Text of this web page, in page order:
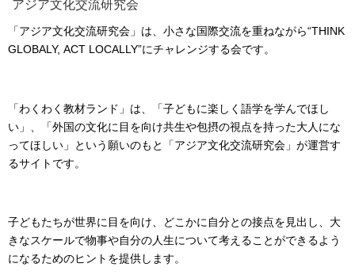
アジア文化交流研究会
「アジア文化交流研究会」は、小さな国際交流を重ねながら“THINK
GLOBALY, ACT LOCALLY”にチャレンジする会です。
「わくわく教材ランド」は、「子どもに楽しく語学を学んでほし
い」、「外国の文化に目を向け共生や包摂の視点を持った大人にな
ってほしい」という願いのもと「アジア文化交流研究会」が運営す
るサイトです。
子どもたちが世界に目を向け、どこかに自分との接点を見出し、大
きなスケールで物事や自分の人生について考えることができるよう
になるためのヒントを提供します。